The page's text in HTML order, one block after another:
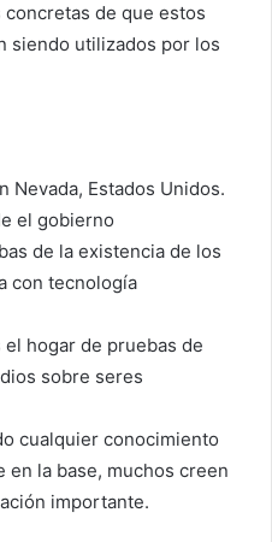
de que estos
siendo utilizados por los
Nevada, Estados Unidos.
el gobierno
de la existencia de los
con tecnología
hogar de pruebas de
sobre seres
cualquier conocimiento
la base, muchos creen
importante.